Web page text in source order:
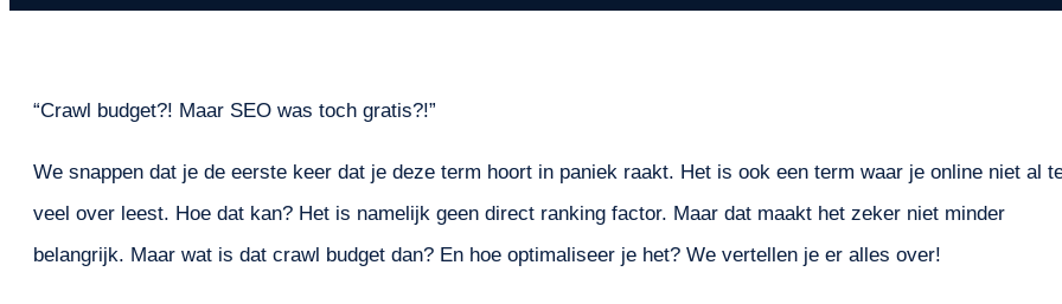
“Crawl budget?! Maar SEO was toch gratis?!”
We snappen dat je de eerste keer dat je deze term hoort in paniek raakt. Het is ook een term waar je online niet al
veel over leest. Hoe dat kan? Het is namelijk geen direct ranking factor. Maar dat maakt het zeker niet minder
belangrijk. Maar wat is dat crawl budget dan? En hoe optimaliseer je het? We vertellen je er alles over!